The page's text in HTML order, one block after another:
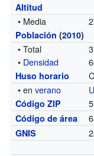
Altitud
• Media
Población (2010)
• Total
• Densidad
Huso horario
• enverano
Código ZIP
Código de área
GNIS